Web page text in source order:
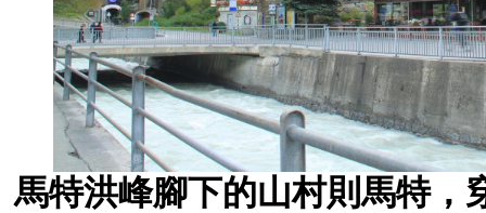
馬特洪峰腳下的山村則馬特，